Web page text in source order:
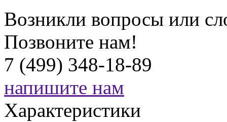
Возникли вопросы или
Позвоните нам!
7 (499) 348-18-89
напишите нам
Характеристики